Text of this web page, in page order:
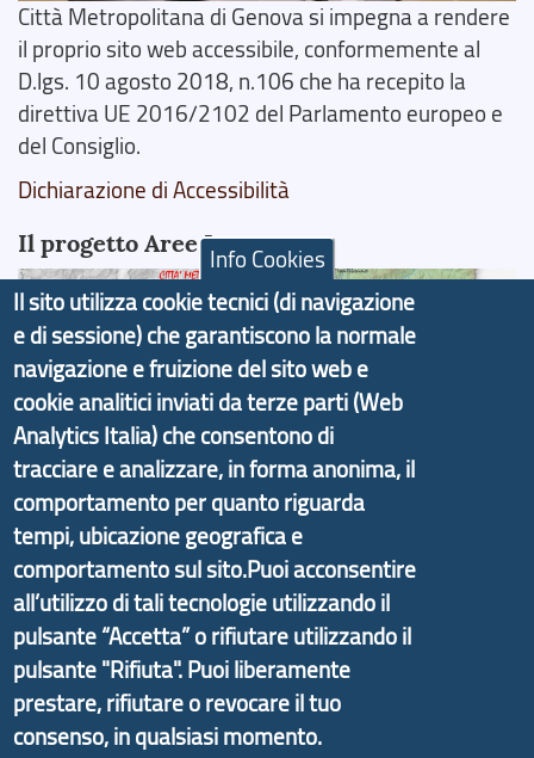
Città Metropolitana di Genova si impegna a rendere
il proprio sito web accessibile, conformemente al
D.lgs. 10 agosto 2018, n.106 che ha recepito la
direttiva UE 2016/2102 del Parlamento europeo e
del Consiglio.
Dichiarazione di Accessibilità
Il progetto Aree Interne
Il portale di marketing territoriale e sviluppo locale
di Genova Città Metropolitana si è sviluppato a
partire dal progetto nazionale Aree Interne
promosso dal Dipartimento per lo Sviluppo
Economico e finalizzato al rilancio socio-economico
delle valli dell’entroterra. In particolare fornisce
informazioni ed aggiornamenti sullaStrategia
d'Area Antola-Tigullio, in collaborazione con Regione
Liguria ed ANCI Liguria.
Info Cookies
Il sito utilizza cookie tecnici (di navigazione
e di sessione) che garantiscono la normale
navigazione e fruizione del sito web e
cookie analitici inviati da terze parti (Web
Analytics Italia) che consentono di
tracciare e analizzare, in forma anonima, il
comportamento per quanto riguarda
tempi, ubicazione geografica e
comportamento sul sito.Puoi acconsentire
all’utilizzo di tali tecnologie utilizzando il
pulsante “Accetta” o rifiutare utilizzando il
pulsante "Rifiuta". Puoi liberamente
prestare, rifiutare o revocare il tuo
consenso, in qualsiasi momento.